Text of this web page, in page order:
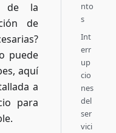
de la
de
puede
aquí
a
para
nto
s
Int
err
up
cio
nes
del
ser
vici